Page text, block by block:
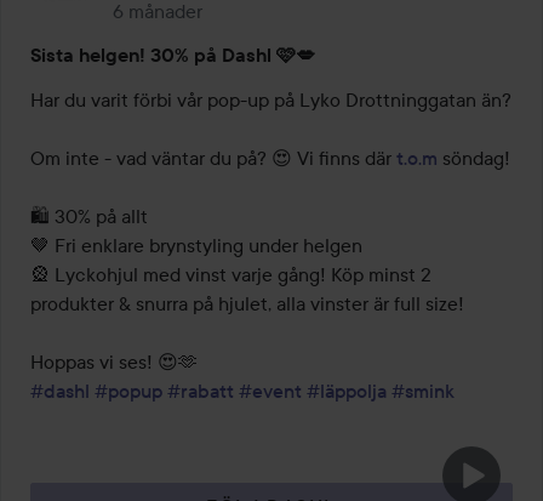
6 månader
Inlägget skapades 6 månader
Sista helgen! 30% på Dashl 🩷💋
Har du varit förbi vår pop-up på Lyko Drottninggatan än?
Om inte - vad väntar du på? 😍 Vi finns där t.o.m söndag!
🛍️ 30% på allt
🤎 Fri enklare brynstyling under helgen
🎡 Lyckohjul med vinst varje gång! Köp minst 2
produkter & snurra på hjulet, alla vinster är full size!
#dashl #popup #rabatt #event #läppolja #smink